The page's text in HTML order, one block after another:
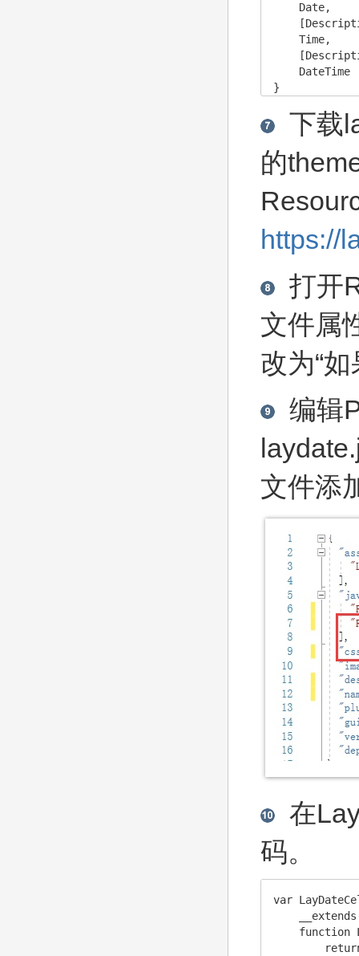
    Date,
    Time,
    DateTime
}
下载
的
https://
打开
文件属
改为“
编辑
文件添
在
码。
var
function